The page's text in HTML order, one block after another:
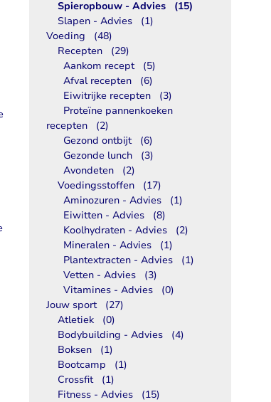
Libido
Bekijk alles
Spieropbouw - Advies
(15)
Slapen - Advies
(1)
Voeding
(48)
Recepten
(29)
Aankom recept
(5)
Afval recepten
(6)
Eiwitrijke recepten
(3)
Proteïne pannenkoeken
recepten
(2)
Gezond ontbijt
(6)
Gezonde lunch
(3)
Avondeten
(2)
Voedingsstoffen
(17)
Aminozuren - Advies
(1)
Eiwitten - Advies
(8)
Koolhydraten - Advies
(2)
Mineralen - Advies
(1)
Plantextracten - Advies
(1)
Vetten - Advies
(3)
Vitamines - Advies
(0)
Jouw sport
(27)
Atletiek
(0)
Bodybuilding - Advies
(4)
Boksen
(1)
Bootcamp
(1)
Crossfit
(1)
Fitness - Advies
(15)